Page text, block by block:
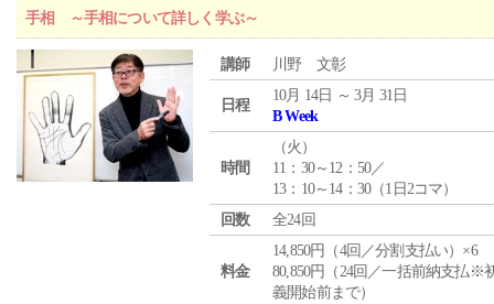
手相 ～手相について詳しく学ぶ～
講師 川野 文彰
日程
10月 14日 ～ 3月 31日
B Week
時間
（火 ）
11：30～12：50／
13：10～14：30（1日2コマ）
回数
全24回
料金
14,850円（4回／分割支払い）×6
80,850円（24回／一括前納支払※
義開始前まで）